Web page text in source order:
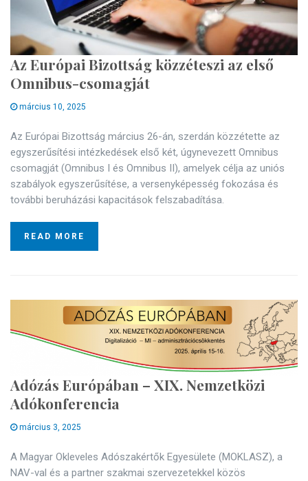
Az Európai Bizottság közzéteszi az első
Omnibus-csomagját
március 10, 2025
Az Európai Bizottság március 26-án, szerdán közzétette az
egyszerűsítési intézkedések első két, úgynevezett Omnibus
csomagját (Omnibus I és Omnibus II), amelyek célja az uniós
szabályok egyszerűsítése, a versenyképesség fokozása és
további beruházási kapacitások felszabadítása.
READ MORE
Adózás Európában – XIX. Nemzetközi
Adókonferencia
március 3, 2025
A Magyar Okleveles Adószakértők Egyesülete (MOKLASZ), a
NAV-val és a partner szakmai szervezetekkel közös